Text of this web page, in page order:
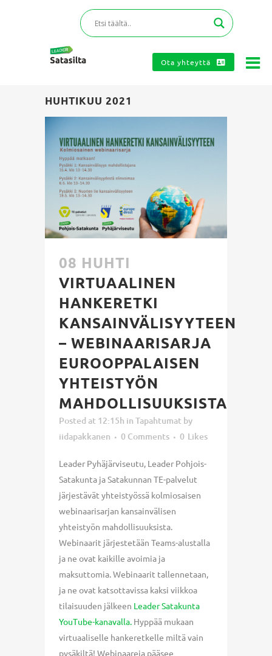
Ota yhteyttä
HUHTIKUU 2021
08 HUHTI
VIRTUAALINEN
HANKERETKI
KANSAINVÄLISYYTEEN
– WEBINAARISARJA
EUROOPPALAISEN
YHTEISTYÖN
MAHDOLLISUUKSISTA
Posted at 12:15h in Tapahtumat by
iidapakkanen
0 Comments 0 Likes
Leader Pyhäjärviseutu, Leader Pohjois-
Satakunta ja Satakunnan TE-palvelut
järjestävät yhteistyössä kolmiosaisen
webinaarisarjan kansainvälisen
yhteistyön mahdollisuuksista.
Webinaarit järjestetään Teams-alustalla
ja ne ovat kaikille avoimia ja
maksuttomia. Webinaarit tallennetaan,
ja ne ovat katsottavissa kaksi viikkoa
tilaisuuden jälkeen Leader Satakunta
YouTube-kanavalla. Hyppää mukaan
virtuaaliselle hankeretkelle miltä vain
pysäkiltä! Webinaareja pääsee